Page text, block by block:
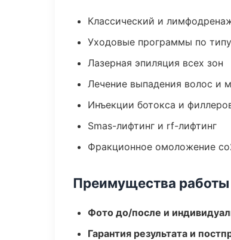
Классический и
Уходовые программы по
Лазерная эпиляция всех зон
Лечение выпадения волос и
Инъекции ботокса и
Smas-лифтинг и rf-лифтинг
Фракционное омоложение
Преимущества работы
Фото до/после и
Гарантия результата и